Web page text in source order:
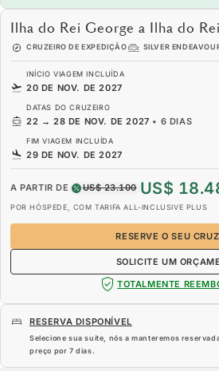
Ilha do Rei George a Ilha do
CRUZEIRO DE EXPEDIÇÃO SILVER
INÍCIO VIAGEM INCLUÍDA
20 DE NOV. DE 2027
DATAS DO CRUZEIRO
22 → 28 DE NOV. DE 2027 • 6 DIAS
FIM VIAGEM INCLUÍDA
29 DE NOV. DE 2027
A PARTIR DE US$ 23.100 US$
POR HÓSPEDE, COM TARIFA ALL-INCLUSIVE PLUS
RESERVE O SEU
SOLICITE UM
TOTALMENTE
RESERVA DISPONÍVEL
Selecione sua suíte, nós a manteremos
preço por 7 dias.